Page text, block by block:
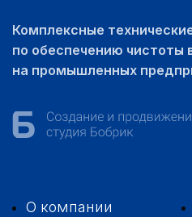
Комплексные
по обеспечению чистоты
на промышленных
О компании